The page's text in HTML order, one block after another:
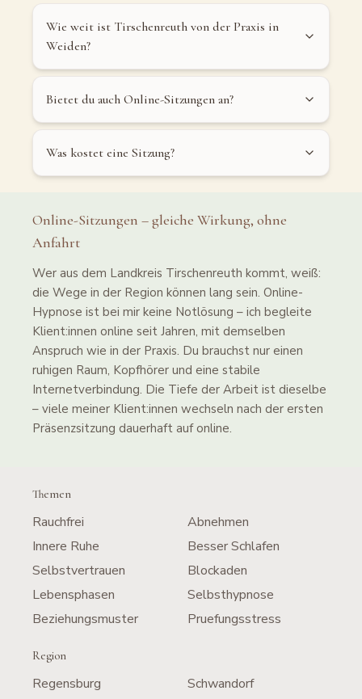
Wie weit ist Tirschenreuth von der Praxis in
Weiden?
Bietet du auch Online-Sitzungen an?
Was kostet eine Sitzung?
Online-Sitzungen – gleiche Wirkung, ohne
Anfahrt
Wer aus dem Landkreis Tirschenreuth kommt, weiß:
die Wege in der Region können lang sein. Online-
Hypnose ist bei mir keine Notlösung – ich begleite
Klient:innen online seit Jahren, mit demselben
Anspruch wie in der Praxis. Du brauchst nur einen
ruhigen Raum, Kopfhörer und eine stabile
Internetverbindung. Die Tiefe der Arbeit ist dieselbe
– viele meiner Klient:innen wechseln nach der ersten
Präsenzsitzung dauerhaft auf online.
Themen
Rauchfrei
Abnehmen
Innere Ruhe
Besser Schlafen
Selbstvertrauen
Blockaden
Lebensphasen
Selbsthypnose
Beziehungsmuster
Pruefungsstress
Region
Regensburg Schwandorf